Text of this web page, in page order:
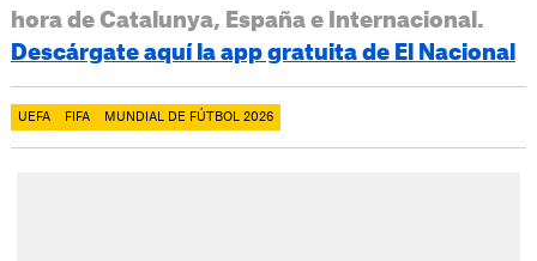
hora de Catalunya, España e Internacional.
Descárgate aquí la app gratuita de El Nacional
UEFA FIFA MUNDIAL DE FÚTBOL 2026